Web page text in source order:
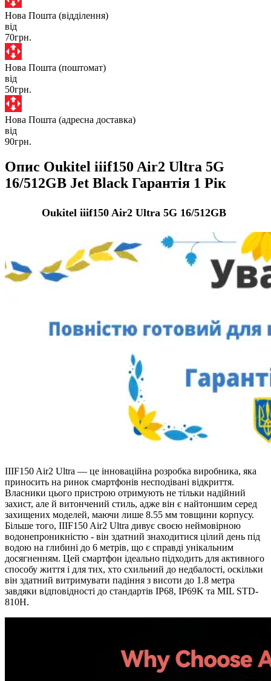
Нова Пошта (відділення)
від
70грн.
Нова Пошта (поштомат)
від
50грн.
Нова Пошта (адресна доставка)
від
90грн.
Опис Oukitel iiif150 Air2 Ultra 5G
16/512GB Jet Black Гарантія 1 Рік
Oukitel iiif150 Air2 Ultra 5G 16/512GB
IIIF150 Air2 Ultra — це інноваційна розробка виробника, яка
приносить на ринок смартфонів несподівані відкриття.
Власники цього пристрою отримують не тільки надійний
захист, але й витончений стиль, адже він є найтоншим серед
захищених моделей, маючи лише 8.55 мм товщини корпусу.
Більше того, IIIF150 Air2 Ultra дивує своєю неймовірною
водонепроникністю - він здатний знаходитися цілий день під
водою на глибині до 6 метрів, що є справді унікальним
досягненням. Цей смартфон ідеально підходить для активного
способу життя і для тих, хто схильний до недбалості, оскільки
він здатний витримувати падіння з висоти до 1.8 метра
завдяки відповідності до стандартів IP68, IP69K та MIL STD-
810H.